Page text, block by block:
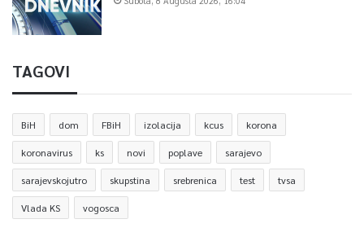
TAGOVI
BiH dom FBiH izolacija kcus korona
koronavirus ks novi poplave sarajevo
sarajevskojutro skupstina srebrenica test tvsa
Vlada KS vogosca